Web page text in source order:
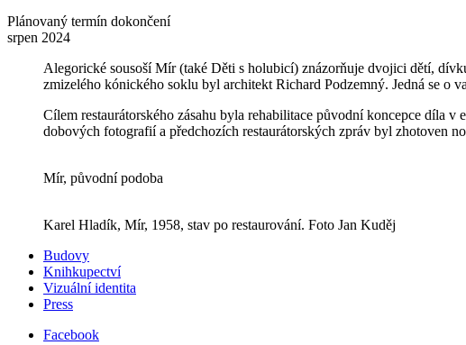
Plánovaný termín dokončení
srpen 2024
Alegorické sousoší Mír (také Děti s holubicí) znázorňuje dvojici dětí,
zmizelého kónického soklu byl architekt Richard Podzemný. Jedná se o
Cílem restaurátorského zásahu byla rehabilitace původní koncepce díla
dobových fotografií a předchozích restaurátorských zpráv byl zhotoven
Mír, původní podoba
Karel Hladík, Mír, 1958, stav po restaurování. Foto Jan Kuděj
Budovy
Knihkupectví
Vizuální identita
Press
Facebook